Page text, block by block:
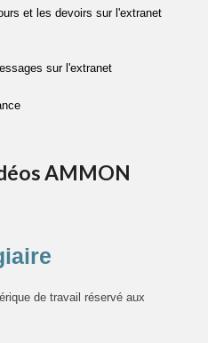
et les devoirs sur l'extranet
sur l'extranet
AMMON
de travail réservé aux